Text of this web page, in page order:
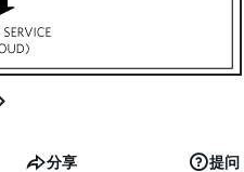
分享 提问